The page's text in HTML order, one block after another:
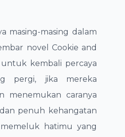
masing-masing dalam
novel Cookie and
untuk kembali percaya
pergi, jika mereka
menemukan caranya
penuh kehangatan
hatimu yang